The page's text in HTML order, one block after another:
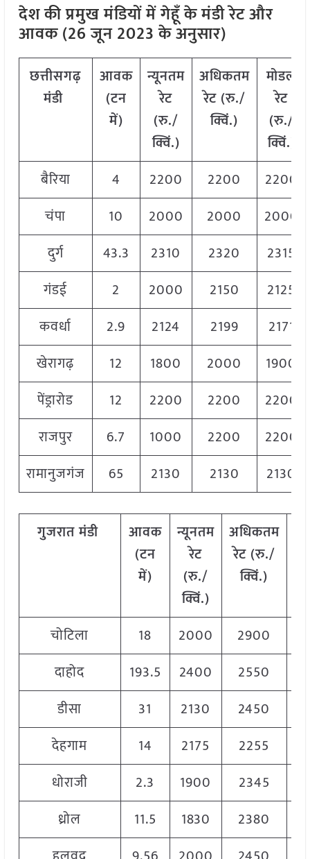
देश की प्रमुख मंडियों में गेहूँ के मंडी रेट और
आवक (26 जून 2023 के अनुसार)
छत्तीसगढ़
मंडी
आवक
(टन
में)
न्यूनतम
रेट
(रु./
क्विं.)
अधिकतम
रेट (रु./
क्विं.)
मोडल
रेट
(रु./
क्विं.)
बैरिया
4 2200 2200
2200
चंपा
10 2000 2000
2000
दुर्ग
43.3 2310 2320
2315
गंडई
2 2000 2150
2125
कवर्धा
2.9 2124 2199
2171
खेरागढ़
12 1800 2000
1900
पेंड्रारोड
12 2200 2200
2200
राजपुर
6.7 1000 2200
2200
रामानुजगंज
65 2130 2130 2130
गुजरातमंडी
आवक
(टन
में)
न्यूनतम
रेट
(रु./
क्विं.)
अधिकतम
रेट (रु./
क्विं.)
चोटिला
18 2000 2900
दाहोद
193.5 2400 2550
डीसा
31 2130 2450
देहगाम
14 2175 2255
धोराजी
2.3 1900 2345
ध्रोल
11.5 1830 2380